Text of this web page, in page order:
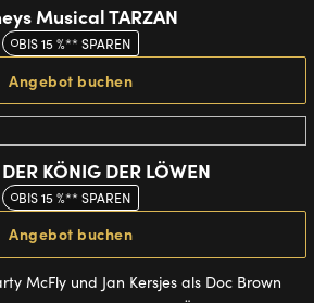
Musical TARZAN
BIS 15 %** SPAREN
Angebot buchen
KÖNIG DER LÖWEN
BIS 15 %** SPAREN
Angebot buchen